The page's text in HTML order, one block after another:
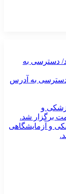
به آدرس
و آزمایشگاهی